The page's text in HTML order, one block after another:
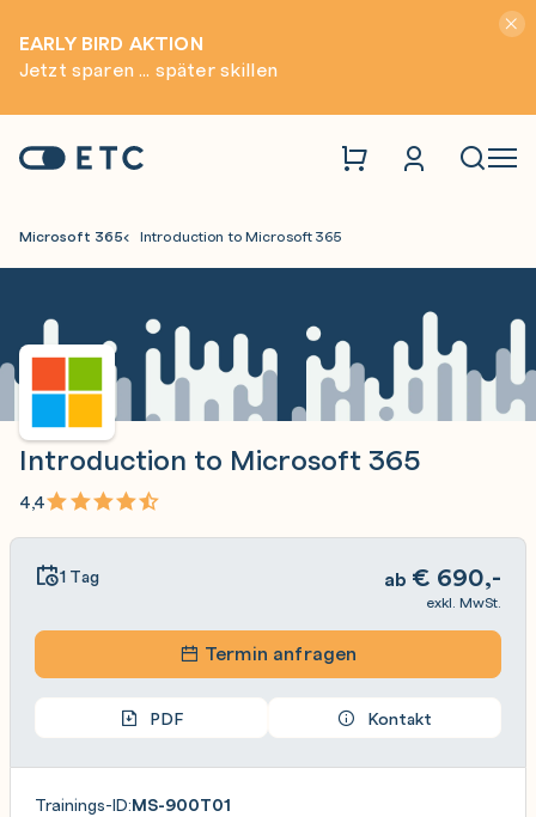
EARLY BIRD AKTION
Jetzt sparen ... später skillen
Startseite: ETC
Microsoft 365 Introduction to Microsoft 365
Introduction to Microsoft 365
4,4
1 Tag ab € 690,-
exkl. MwSt.
Termin anfragen
PDF Kontakt
Trainings-ID:MS-900T01